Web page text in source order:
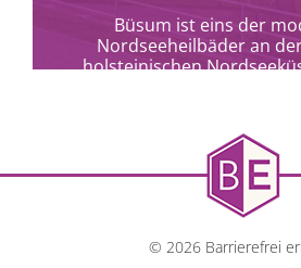
Büsum ist eins der
Nordseeheilbäder an
holsteinischen
© 2026 Barrierefrei